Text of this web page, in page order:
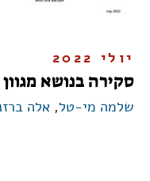
יולי 2022
סקירה בנושא
שלמה מי-טל, אלה